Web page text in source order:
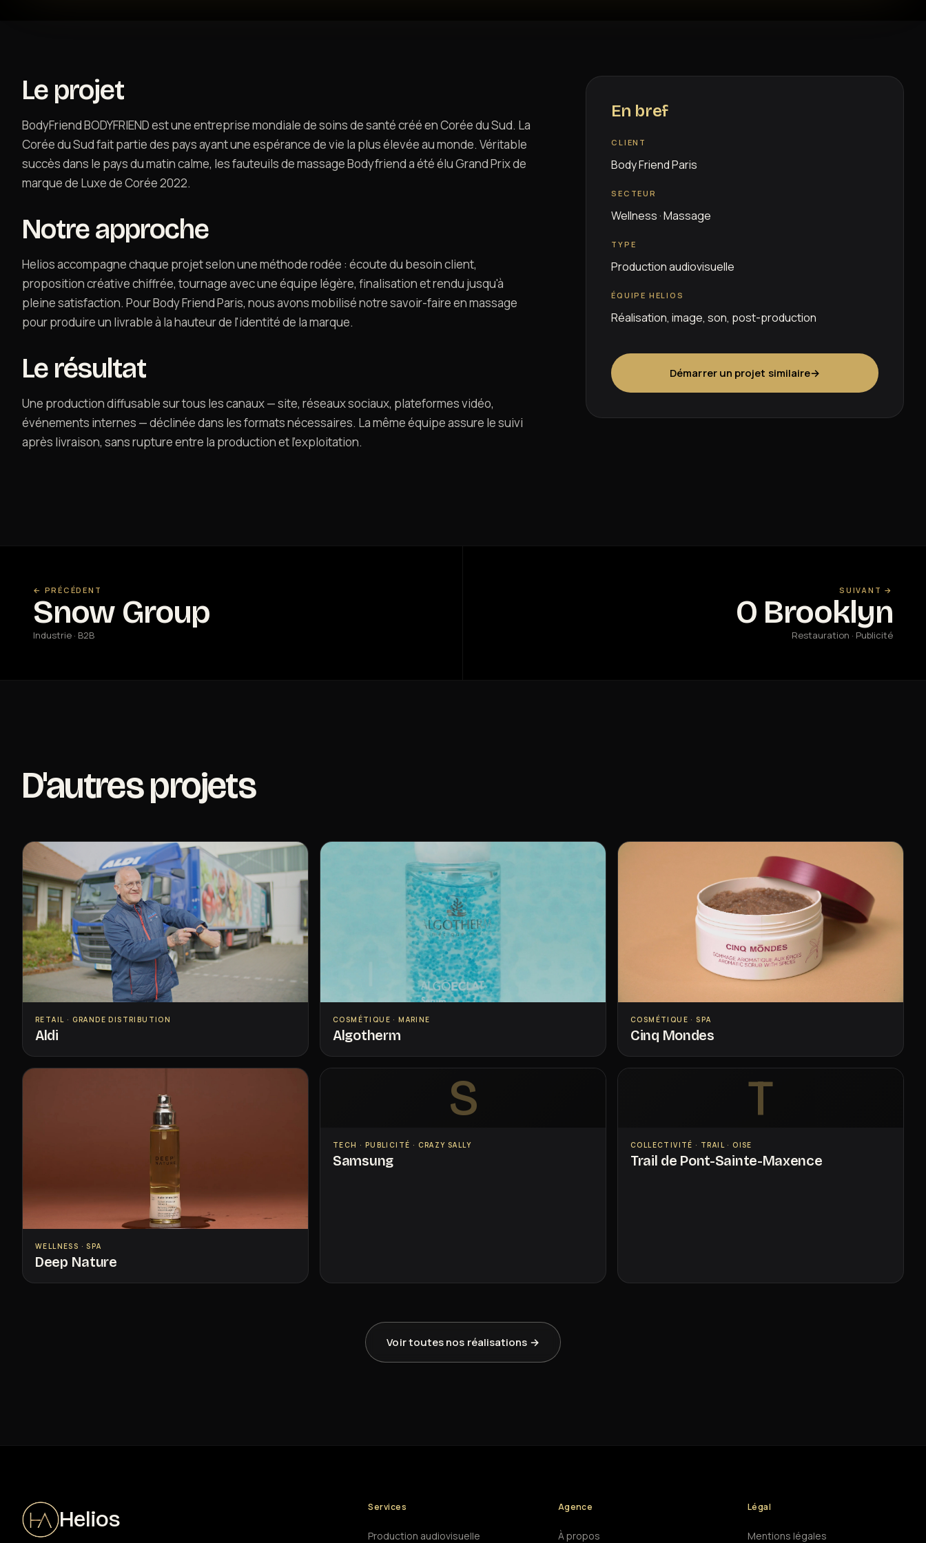
Le projet
BodyFriend BODYFRIEND est une entreprise mondiale de soins de santé créé en Corée du Sud. La
Corée du Sud fait partie des pays ayant une espérance de vie la plus élevée au monde. Véritable
succès dans le pays du matin calme, les fauteuils de massage Bodyfriend a été élu Grand Prix de
marque de Luxe de Corée 2022.
Notre approche
Helios accompagne chaque projet selon une méthode rodée : écoute du besoin client,
proposition créative chiffrée, tournage avec une équipe légère, finalisation et rendu jusqu'à
pleine satisfaction. Pour Body Friend Paris, nous avons mobilisé notre savoir-faire en massage
pour produire un livrable à la hauteur de l'identité de la marque.
Le résultat
Une production diffusable sur tous les canaux — site, réseaux sociaux, plateformes vidéo,
événements internes — déclinée dans les formats nécessaires. La même équipe assure le suivi
après livraison, sans rupture entre la production et l'exploitation.
En bref
CLIENT
Body Friend Paris
SECTEUR
Wellness · Massage
TYPE
Production audiovisuelle
ÉQUIPE HELIOS
Réalisation, image, son, post-production
Démarrer un projet similaire→
← PRÉCÉDENT
Snow Group
Industrie · B2B
SUIVANT →
O Brooklyn
Restauration · Publicité
D'autres projets
RETAIL · GRANDE DISTRIBUTION
Aldi
COSMÉTIQUE · MARINE
Algotherm
COSMÉTIQUE · SPA
Cinq Mondes
WELLNESS · SPA
Deep Nature
S
TECH · PUBLICITÉ · CRAZY SALLY
Samsung
T
COLLECTIVITÉ · TRAIL · OISE
Trail de Pont-Sainte-Maxence
Voir toutes nos réalisations →
Helios Services
Production audiovisuelle
Agence
À propos
Légal
Mentions légales